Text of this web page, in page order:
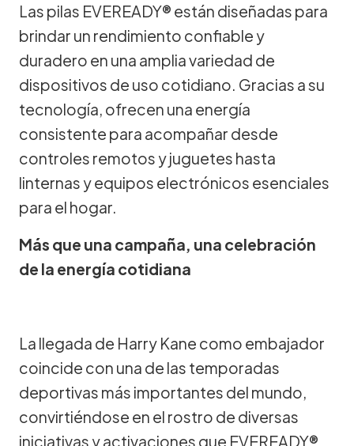
Las pilas EVEREADY® están diseñadas para
brindar un rendimiento confiable y
duradero en una amplia variedad de
dispositivos de uso cotidiano. Gracias a su
tecnología, ofrecen una energía
consistente para acompañar desde
controles remotos y juguetes hasta
linternas y equipos electrónicos esenciales
para el hogar.
Más que una campaña, una celebración
de la energía cotidiana
La llegada de Harry Kane como embajador
coincide con una de las temporadas
deportivas más importantes del mundo,
convirtiéndose en el rostro de diversas
iniciativas y activaciones que EVEREADY®